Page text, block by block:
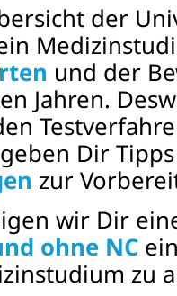
der
und der
Jahren.
Dir
zur
wir Dir
ohne NC
zu